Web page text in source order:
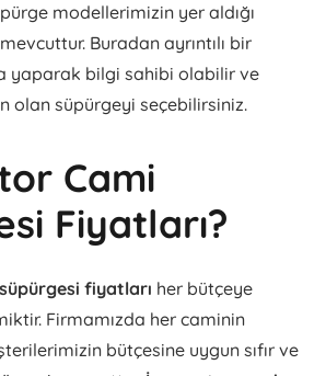
modellerimizin yer aldığı
Buradan ayrıntılı bir
yaparak bilgi sahibi olabilir ve
olan süpürgeyi seçebilirsiniz.
Cami
Fiyatları?
fiyatları her bütçeye
Firmamızda her caminin
bütçesine uygun sıfır ve